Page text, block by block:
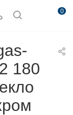
0
180